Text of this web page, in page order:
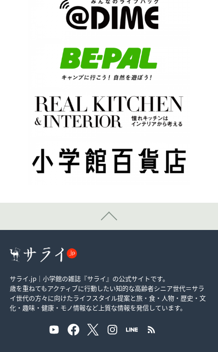
サライ.jp｜小学館の雑誌『サライ』の公式サイトです。
歳を重ねてもアクティブに行動したい知的な高齢者シニア世代＝サラ
イ世代の方々に向けたライフスタイル提案と旅・食・人物・歴史・文
化・趣味・健康・モノ情報など上質な情報を発信しています。